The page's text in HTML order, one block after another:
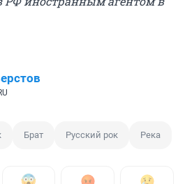
Брат Русский рок Река